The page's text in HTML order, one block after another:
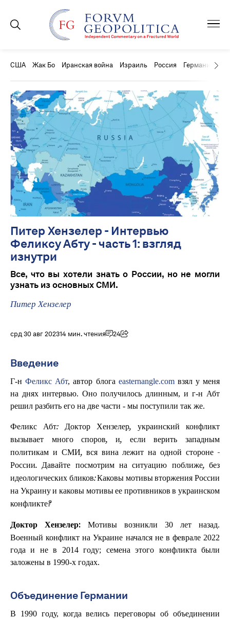
США Жак Бо Иранская война Израиль Россия Германия
Питер Хензелер - Интервью
Феликсу Абту - часть 1: взгляд
изнутри
Все, что вы хотели знать о России, но не могли
узнать из основных СМИ.
Питер Хензелер
срд 30 авг 202314 мин. чтения 24
Введение
Г-нФеликс Абт, автор блога easternangle.comвзял у меня
на днях интервью. Оно получилось длинным, и г-н Абт
решил разбить его на две части - мы поступили так же.
Феликс Абт: Доктор Хензелер, украинский конфликт
вызывает много споров, и, если верить западным
политикам и СМИ, вся вина лежит на одной стороне -
России. Давайте посмотрим на ситуацию поближе, без
идеологических бликов: Каковы мотивы вторжения России
на Украину и каковы мотивы ее противников в украинском
конфликте?
Доктор Хензелер: Мотивы возникли 30 лет назад.
Военный конфликт на Украине начался не в феврале 2022
года и не в 2014 году; семена этого конфликта были
заложены в 1990-х годах.
Объединение Германии
В 1990 году, когда велись переговоры об объединении